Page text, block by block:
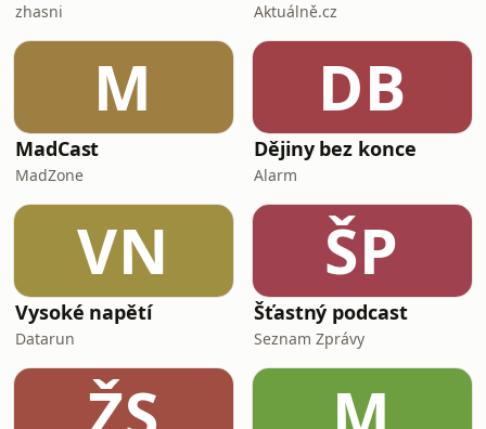
zhasni Aktuálně.cz
M
MadCast
MadZone
DB
Dějiny bez konce
Alarm
VN
Vysoké napětí
Datarun
ŠP
Šťastný podcast
Seznam Zprávy